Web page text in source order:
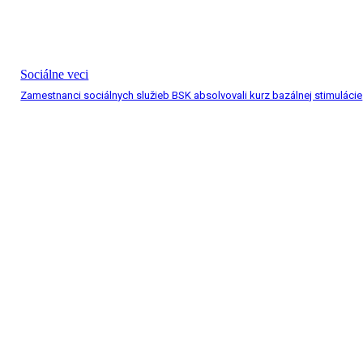
Sociálne veci
Zamestnanci sociálnych služieb BSK absolvovali kurz bazálnej stimulácie